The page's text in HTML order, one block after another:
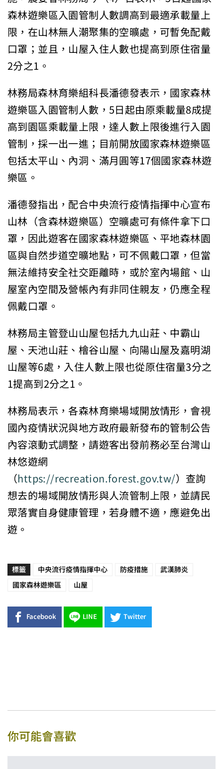
森林遊樂區入園管制人數調高到最適承載量上
限，在山林無人潮聚集的空曠處，可暫免配戴
口罩；並且，山屋入住人數也提高到原住宿量
2分之1。
林務局森林育樂組科長潘德發表示，國家森林
遊樂區入園管制人數，5日起由原乘載量8成提
高到園區乘載量上限，達人數上限後進行入園
管制，採一出一進；目前開放國家森林遊樂區
包括太平山、內洞、滿月圓等17個國家森林遊
樂區。
潘德發指出，配合中央流行疫情指揮中心宣布
山林（含森林遊樂區）空曠處可有條件拿下口
罩，因此遊客在國家森林遊樂區、平地森林園
區與自然步道空曠地點，可不佩戴口罩，但當
無法維持安全社交距離時，或於室內場館、山
屋室內空間及營帳內有非同住親友，仍應全程
佩戴口罩。
林務局主管登山山屋包括九九山莊、中霸山
屋、天池山莊、檜谷山屋、向陽山屋及嘉明湖
山屋等6處，入住人數上限也從原住宿量3分之
1提高到2分之1。
林務局表示，各森林育樂場域開放情形，會視
國內疫情狀況與地方政府最新發布的管制公告
內容滾動式調整，請遊客出發前務必至台灣山
林悠遊網
（https://recreation.forest.gov.tw/）查詢
想去的場域開放情形與人流管制上限，並請民
眾落實自身健康管理，若身體不適，應避免出
遊。
標籤 中央流行疫情指揮中心 防疫措施 武漢肺炎
國家森林遊樂區 山屋
Facebook LINE Twitter
你可能會喜歡